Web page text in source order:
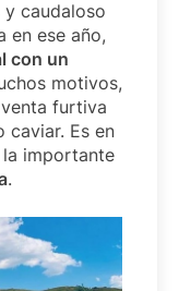
y caudaloso
en ese año,
con un
motivos,
furtiva
caviar. Es en
importante
.